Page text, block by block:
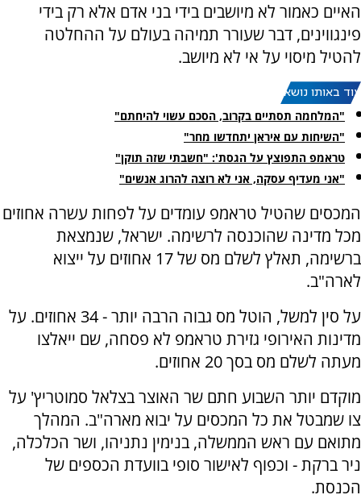
האיים כאמור לא מיושבים בידי בני אדם אלא רק בידי
פינגווינים, דבר שעורר תמיהה בעולם על ההחלטה
להטיל מיסוי על אי לא מיושב.
עוד באותו נושא:
"המלחמה תסתיים בקרוב, הסכם עשוי להיחתם"
"השיחות עם איראן יתחדשו מחר"
טראמפ התפוצץ על הגסת': "חשבתי שזה תוקן"
"אני מעדיף עסקה, אני לא רוצה להרוג אנשים"
המכסים שהטיל טראמפ עומדים על לפחות עשרה אחוזים
מכל מדינה שהוכנסה לרשימה. ישראל, שנמצאת
ברשימה, תאלץ לשלם מס של 17 אחוזים על ייצוא
לארה"ב.
על סין למשל, הוטל מס גבוה הרבה יותר - 34 אחוזים. על
מדינות האירופי גזירת טראמפ לא פסחה, שם ייאלצו
מעתה לשלם מס בסך 20 אחוזים.
מוקדם יותר השבוע חתם שר האוצר בצלאל סמוטריץ' על
צו שמבטל את כל המכסים על יבוא מארה"ב. המהלך
מתואם עם ראש הממשלה, בנימין נתניהו, ושר הכלכלה,
ניר ברקת - וכפוף לאישור סופי בוועדת הכספים של
הכנסת.